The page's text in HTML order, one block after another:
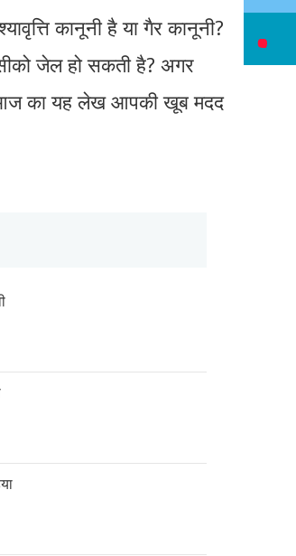
कानूनी है या गैर कानूनी?
जेल हो सकती है? अगर
का यह लेख आपकी खूब मदद